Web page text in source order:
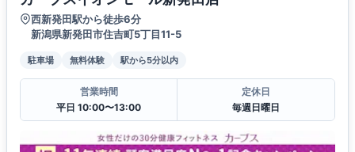
西新発田駅から徒歩6分
新潟県新発田市住吉町5丁目11-5
駐車場 無料体験 駅から5分以内
営業時間
平日 10:00〜13:00
定休日
毎週日曜日